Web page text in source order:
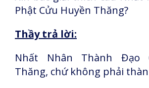
Phật Cửu Huyền Thăng?
Thầy trả lời:
Nhất Nhân Thành Đạo
Thăng, chứ không phải